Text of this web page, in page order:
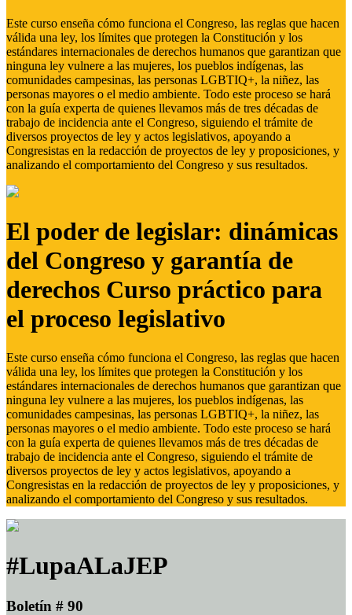
Este curso enseña cómo funciona el Congreso, las reglas que hacen
válida una ley, los límites que protegen la Constitución y los
estándares internacionales de derechos humanos que garantizan que
ninguna ley vulnere a las mujeres, los pueblos indígenas, las
comunidades campesinas, las personas LGBTIQ+, la niñez, las
personas mayores o el medio ambiente. Todo este proceso se hará
con la guía experta de quienes llevamos más de tres décadas de
trabajo de incidencia ante el Congreso, siguiendo el trámite de
diversos proyectos de ley y actos legislativos, apoyando a
Congresistas en la redacción de proyectos de ley y proposiciones, y
analizando el comportamiento del Congreso y sus resultados.
El poder de legislar: dinámicas
del Congreso y garantía de
derechos Curso práctico para
el proceso legislativo
Este curso enseña cómo funciona el Congreso, las reglas que hacen
válida una ley, los límites que protegen la Constitución y los
estándares internacionales de derechos humanos que garantizan que
ninguna ley vulnere a las mujeres, los pueblos indígenas, las
comunidades campesinas, las personas LGBTIQ+, la niñez, las
personas mayores o el medio ambiente. Todo este proceso se hará
con la guía experta de quienes llevamos más de tres décadas de
trabajo de incidencia ante el Congreso, siguiendo el trámite de
diversos proyectos de ley y actos legislativos, apoyando a
Congresistas en la redacción de proyectos de ley y proposiciones, y
analizando el comportamiento del Congreso y sus resultados.
#LupaALaJEP
Boletín # 90